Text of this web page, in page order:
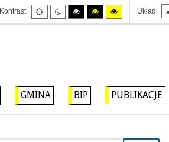
Kontrast
Tryb
domyślny
Tryb
nocny
Tryb
wysokiego
kontrastu
Tryb
wysokiego
kontrastu
Tryb
wysokiego
kontrastu
Układ
GMINA BIP PUBLIKACJE